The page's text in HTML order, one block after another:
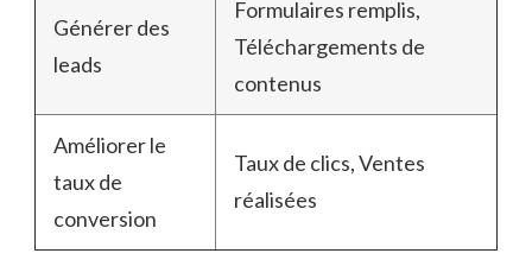
Générer des
leads
Formulaires remplis,
Téléchargements de
contenus
Améliorer le
taux de
conversion
Taux de clics, Ventes
réalisées